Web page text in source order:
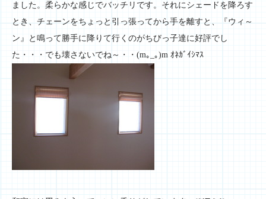
ました。柔らかな感じでバッチリです。それにシェードを降ろす
とき、チェーンをちょっと引っ張ってから手を離すと、『ウィ～
ン』と鳴って勝手に降りて行くのがちびっ子達に好評でし
た・・・でも壊さないでね～・・(m｡_｡)m ｵﾈｶﾞｲｼﾏｽ